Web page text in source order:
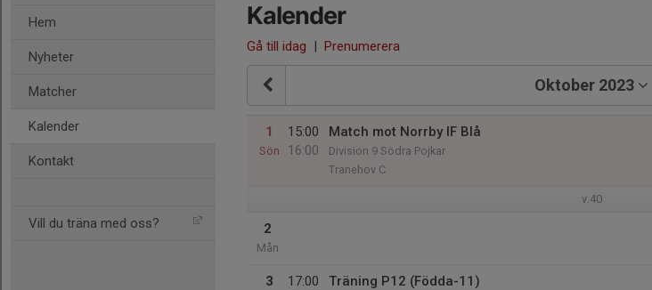
Hem
Nyheter
Matcher
Kalender
Kontakt
Vill du träna med oss?
Kalender
Gå till idag | Prenumerera
Oktober 2023
1
Sön
15:00
16:00
Match mot Norrby IF Blå
Division 9 Södra Pojkar
Tranehov C
v.40
2
Mån
3
17:00
Träning P12 (Födda-11)